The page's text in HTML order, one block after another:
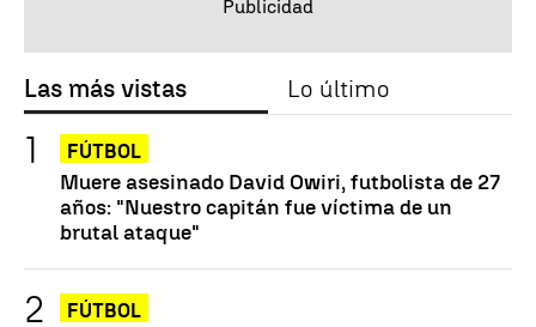
Las más vistas Lo último
FÚTBOL
Muere asesinado David Owiri, futbolista de 27
años: "Nuestro capitán fue víctima de un
brutal ataque"
FÚTBOL